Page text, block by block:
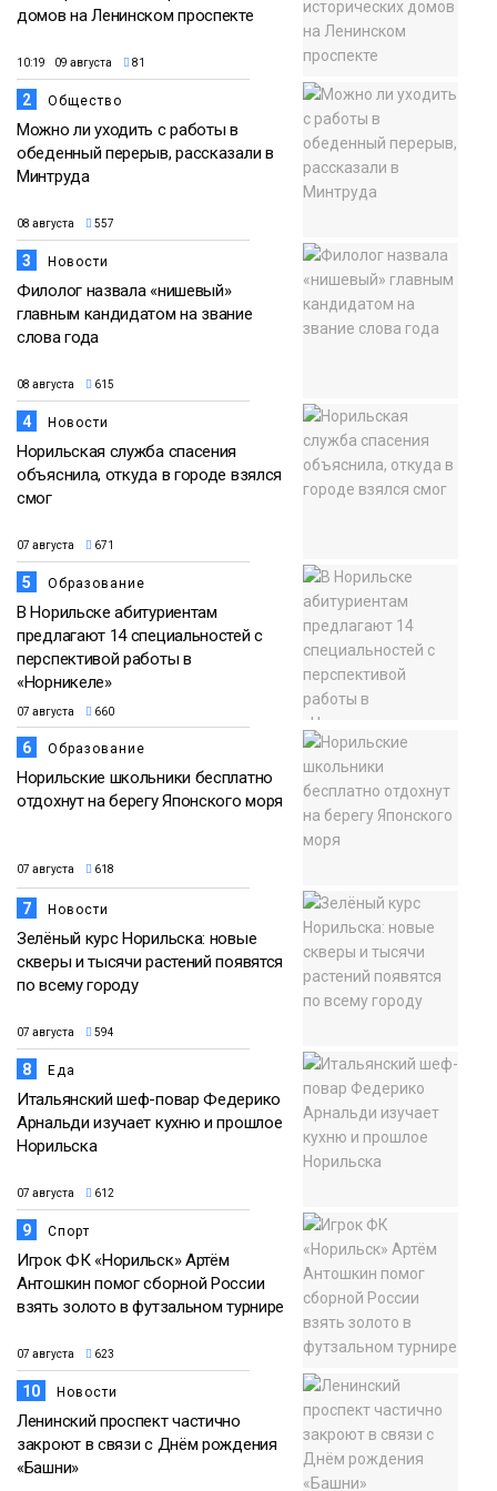
домов на Ленинском проспекте
10:19 09 августа 81
2 Общество
Можно ли уходить с работы в
обеденный перерыв, рассказали в
Минтруда
08 августа 557
3 Новости
Филолог назвала «нишевый»
главным кандидатом на звание
слова года
08 августа 615
4 Новости
Норильская служба спасения
объяснила, откуда в городе взялся
смог
07 августа 671
5 Образование
В Норильске абитуриентам
предлагают 14 специальностей с
перспективой работы в
«Норникеле»
07 августа 660
6 Образование
Норильские школьники бесплатно
отдохнут на берегу Японского моря
07 августа 618
7 Новости
Зелёный курс Норильска: новые
скверы и тысячи растений появятся
по всему городу
07 августа 594
8 Еда
Итальянский шеф-повар Федерико
Арнальди изучает кухню и прошлое
Норильска
07 августа 612
9 Спорт
Игрок ФК «Норильск» Артём
Антошкин помог сборной России
взять золото в футзальном турнире
07 августа 623
10 Новости
Ленинский проспект частично
закроют в связи с Днём рождения
«Башни»